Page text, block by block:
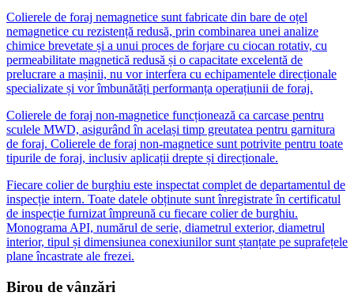
Colierele de foraj nemagnetice sunt fabricate din bare de oțel
nemagnetice cu rezistență redusă, prin combinarea unei analize
chimice brevetate și a unui proces de forjare cu ciocan rotativ, cu
permeabilitate magnetică redusă și o capacitate excelentă de
prelucrare a mașinii, nu vor interfera cu echipamentele direcționale
specializate și vor îmbunătăți performanța operațiunii de foraj.
Colierele de foraj non-magnetice funcționează ca carcase pentru
sculele MWD, asigurând în același timp greutatea pentru garnitura
de foraj. Colierele de foraj non-magnetice sunt potrivite pentru toate
tipurile de foraj, inclusiv aplicații drepte și direcționale.
Fiecare colier de burghiu este inspectat complet de departamentul de
inspecție intern. Toate datele obținute sunt înregistrate în certificatul
de inspecție furnizat împreună cu fiecare colier de burghiu.
Monograma API, numărul de serie, diametrul exterior, diametrul
interior, tipul și dimensiunea conexiunilor sunt ștanțate pe suprafețele
plane încastrate ale frezei.
Birou de vânzări